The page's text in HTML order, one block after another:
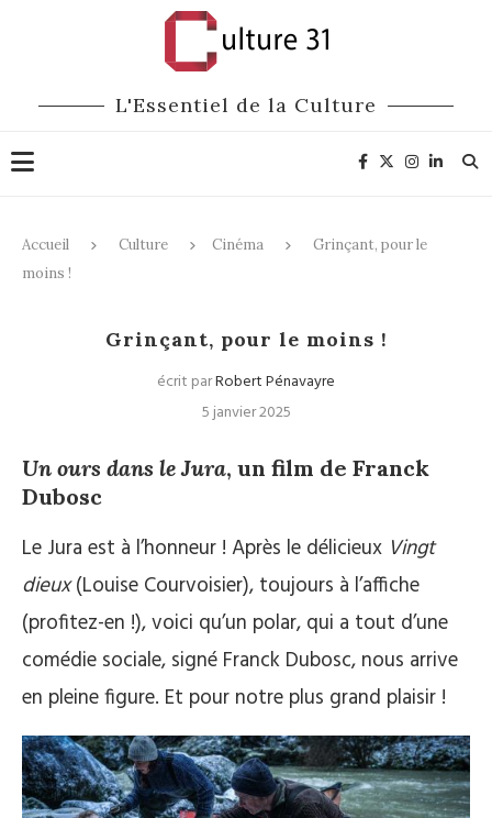
L'Essentiel de la Culture
Accueil Culture Cinéma
Grinçant, pour le
moins !
Grinçant, pour le moins !
écrit parRobert Pénavayre
5 janvier 2025
Un ours dans le Jura, un film de Franck
Dubosc
Le Jura est à l’honneur ! Après le délicieux Vingt
dieux(Louise Courvoisier), toujours à l’affiche
(profitez-en !), voici qu’un polar, qui a tout d’une
comédie sociale, signé Franck Dubosc, nous arrive
en pleine figure. Et pour notre plus grand plaisir !